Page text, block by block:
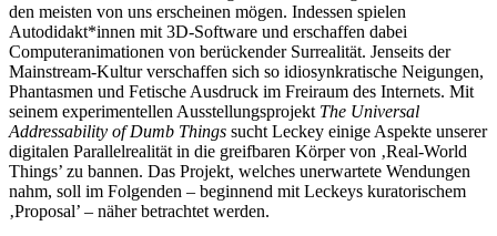
den meisten von uns erscheinen mögen. Indessen spielen
Autodidakt*innen mit 3D-Software und erschaffen dabei
Computeranimationen von berückender Surrealität. Jenseits der
Mainstream-Kultur verschaffen sich so idiosynkratische Neigungen,
Phantasmen und Fetische Ausdruck im Freiraum des Internets. Mit
seinem experimentellen Ausstellungsprojekt The Universal
Addressability of Dumb Things sucht Leckey einige Aspekte unserer
digitalen Parallelrealität in die greifbaren Körper von ‚Real-World
Things’ zu bannen. Das Projekt, welches unerwartete Wendungen
nahm, soll im Folgenden – beginnend mit Leckeys kuratorischem
‚Proposal’ – näher betrachtet werden.